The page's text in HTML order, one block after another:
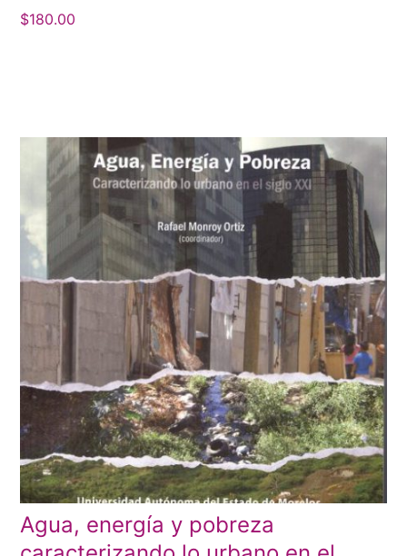
$180.00
Agua, energía y pobreza